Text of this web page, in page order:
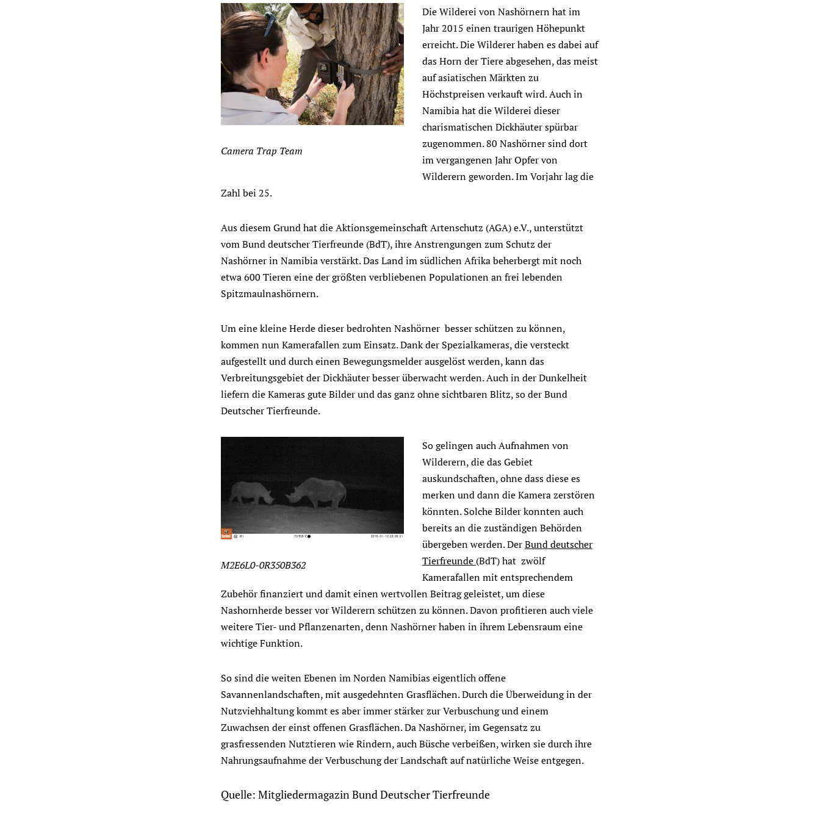
Camera Trap Team
Die Wilderei von Nashörnern hat im
Jahr 2015 einen traurigen Höhepunkt
erreicht. Die Wilderer haben es dabei auf
das Horn der Tiere abgesehen, das meist
auf asiatischen Märkten zu
Höchstpreisen verkauft wird. Auch in
Namibia hat die Wilderei dieser
charismatischen Dickhäuter spürbar
zugenommen. 80 Nashörner sind dort
im vergangenen Jahr Opfer von
Wilderern geworden. Im Vorjahr lag die
Zahl bei 25.
Aus diesem Grund hat die Aktionsgemeinschaft Artenschutz (AGA) e.V., unterstützt
vom Bund deutscher Tierfreunde (BdT), ihre Anstrengungen zum Schutz der
Nashörner in Namibia verstärkt. Das Land im südlichen Afrika beherbergt mit noch
etwa 600 Tieren eine der größten verbliebenen Populationen an frei lebenden
Spitzmaulnashörnern.
Um eine kleine Herde dieser bedrohten Nashörner besser schützen zu können,
kommen nun Kamerafallen zum Einsatz. Dank der Spezialkameras, die versteckt
aufgestellt und durch einen Bewegungsmelder ausgelöst werden, kann das
Verbreitungsgebiet der Dickhäuter besser überwacht werden. Auch in der Dunkelheit
liefern die Kameras gute Bilder und das ganz ohne sichtbaren Blitz, so der Bund
Deutscher Tierfreunde.
M2E6L0-0R350B362
So gelingen auch Aufnahmen von
Wilderern, die das Gebiet
auskundschaften, ohne dass diese es
merken und dann die Kamera zerstören
könnten. Solche Bilder konnten auch
bereits an die zuständigen Behörden
übergeben werden. DerBund deutscher
Tierfreunde (BdT) hat zwölf
Kamerafallen mit entsprechendem
Zubehör finanziert und damit einen wertvollen Beitrag geleistet, um diese
Nashornherde besser vor Wilderern schützen zu können. Davon profitieren auch viele
weitere Tier- und Pflanzenarten, denn Nashörner haben in ihrem Lebensraum eine
wichtige Funktion.
So sind die weiten Ebenen im Norden Namibias eigentlich offene
Savannenlandschaften, mit ausgedehnten Grasflächen. Durch die Überweidung in der
Nutzviehhaltung kommt es aber immer stärker zur Verbuschung und einem
Zuwachsen der einst offenen Grasflächen. Da Nashörner, im Gegensatz zu
grasfressenden Nutztieren wie Rindern, auch Büsche verbeißen, wirken sie durch ihre
Nahrungsaufnahme der Verbuschung der Landschaft auf natürliche Weise entgegen.
Quelle: Mitgliedermagazin Bund Deutscher Tierfreunde